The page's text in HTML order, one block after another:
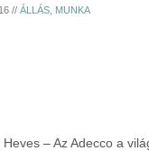
// ÁLLÁS, MUNKA
– Az Adecco a